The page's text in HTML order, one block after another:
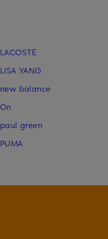
LACOSTE
LISA YANG
new balance
On
paul green
PUMA